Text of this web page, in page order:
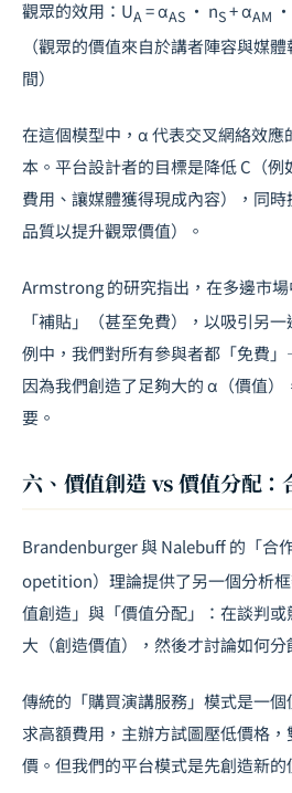
觀眾的效用：UA= αAS · nS+ αAM
（觀眾的價值來自於講者陣容與媒
間）
在這個模型中，α 代表交叉網絡效應
本。平台設計者的目標是降低 C（
費用、讓媒體獲得現成內容），同
品質以提升觀眾價值）。
Armstrong 的研究指出，在多邊市
「補貼」（甚至免費），以吸引另一
例中，我們對所有參與者都「免費
因為我們創造了足夠大的 α（價值）
要。
六、價值創造 vs 價值分配：
Brandenburger 與 Nalebuff 的「合
opetition）理論提供了另一個分析框
值創造」與「價值分配」：在談判或
大（創造價值），然後才討論如何分
傳統的「購買演講服務」模式是一
求高額費用，主辦方試圖壓低價格
價。但我們的平台模式是先創造新的